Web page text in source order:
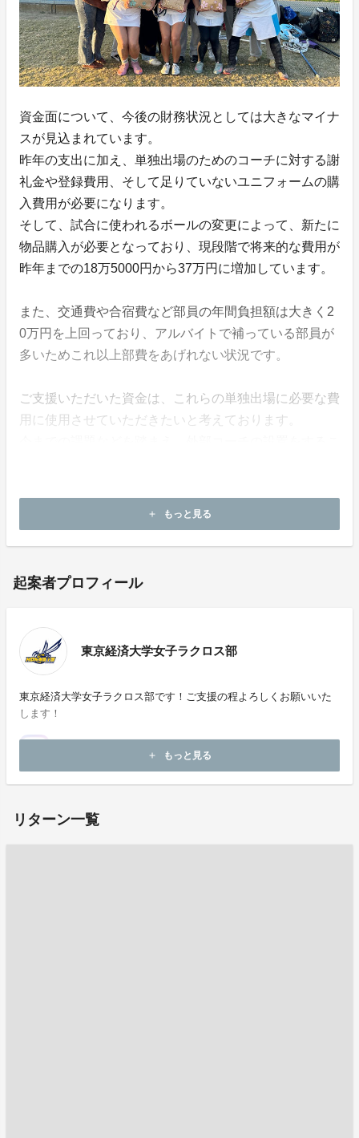
資金面について、今後の財務状況としては大きなマイナ
スが見込まれています。
昨年の支出に加え、単独出場のためのコーチに対する謝
礼金や登録費用、そして足りていないユニフォームの購
入費用が必要になります。
そして、試合に使われるボールの変更によって、新たに
物品購入が必要となっており、現段階で将来的な費用が
昨年までの18万5000円から37万円に増加しています。
また、交通費や合宿費など部員の年間負担額は大きく2
0万円を上回っており、アルバイトで補っている部員が
多いためこれ以上部費をあげれない状況です。
ご支援いただいた資金は、これらの単独出場に必要な費
用に使用させていただきたいと考えております。
皆様どうかご支援の程よろしくお願いいたします。
add もっと見る
起案者プロフィール
東京経済大学女子ラクロス部
東京経済大学女子ラクロス部です！ご支援の程よろしくお願いいた
します！
add もっと見る
リターン一覧